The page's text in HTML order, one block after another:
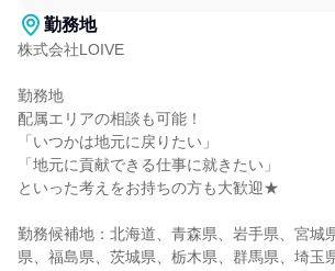
勤務地
株式会社LOIVE
勤務地
配属エリアの相談も可能！
「いつかは地元に戻りたい」
「地元に貢献できる仕事に就きたい」
といった考えをお持ちの方も大歓迎★
勤務候補地：北海道、青森県、岩手県、宮城
県、福島県、茨城県、栃木県、群馬県、埼玉